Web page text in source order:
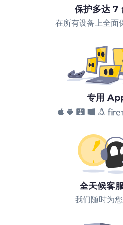
保护多达 7
在所有设备上全面
专用
全天候客
我们随时为您